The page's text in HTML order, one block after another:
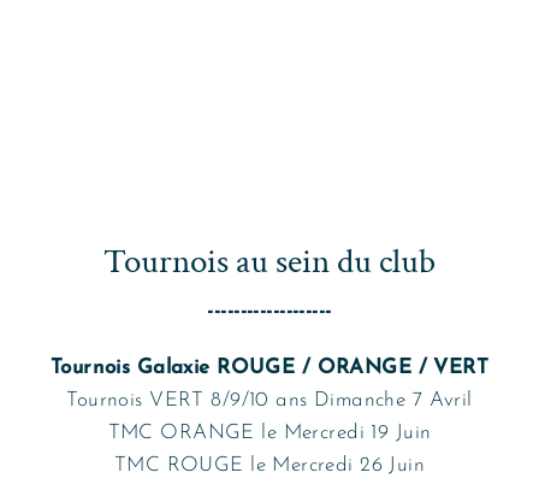
Tournois au sein du club
-------------------
Tournois Galaxie ROUGE / ORANGE / VERT
Tournois VERT 8/9/10 ans Dimanche 7 Avril
TMC ORANGE le Mercredi 19 Juin
TMC ROUGE le Mercredi 26 Juin